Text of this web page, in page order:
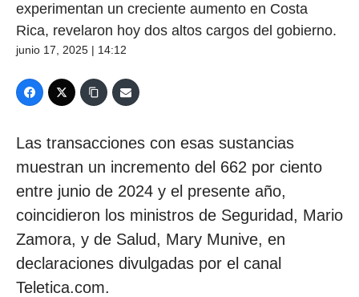
experimentan un creciente aumento en Costa
Rica, revelaron hoy dos altos cargos del gobierno.
junio 17, 2025 | 14:12
Las transacciones con esas sustancias
muestran un incremento del 662 por ciento
entre junio de 2024 y el presente año,
coincidieron los ministros de Seguridad, Mario
Zamora, y de Salud, Mary Munive, en
declaraciones divulgadas por el canal
Teletica.com.